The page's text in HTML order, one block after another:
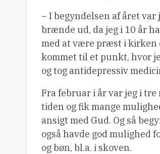
– I begyndelsen af året
brænde ud, da jeg i 10 år
med at være præst i kirken
kommet til et punkt, hvor
og tog antidepressiv
Fra februar i år var jeg i tre
tiden og fik mange
ansigt med Gud. Og så
også havde god mulighed
og bøn, bl.a. i skoven.